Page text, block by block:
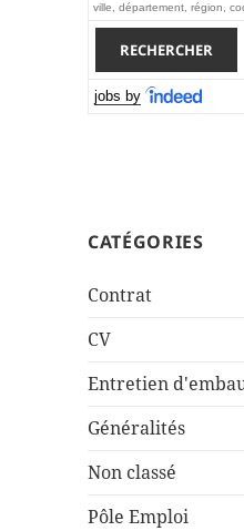
ville, département, région,
jobs by
CATÉGORIES
Contrat
CV
Entretien
Généralités
Non classé
Pôle Emploi